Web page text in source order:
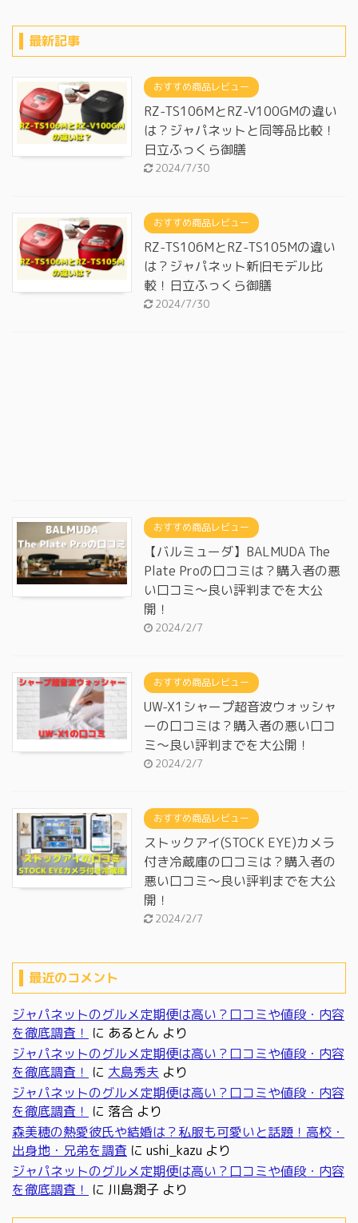
最新記事
おすすめ商品レビュー
RZ-TS106MとRZ-V100GMの違い
は？ジャパネットと同等品比較！
日立ふっくら御膳
2024/7/30
おすすめ商品レビュー
RZ-TS106MとRZ-TS105Mの違い
は？ジャパネット新旧モデル比
較！日立ふっくら御膳
2024/7/30
おすすめ商品レビュー
【バルミューダ】BALMUDA The
Plate Proの口コミは？購入者の悪
い口コミ～良い評判までを大公
開！
2024/2/7
おすすめ商品レビュー
UW-X1シャープ超音波ウォッシャ
ーの口コミは？購入者の悪い口コ
ミ～良い評判までを大公開！
2024/2/7
おすすめ商品レビュー
ストックアイ(STOCK EYE)カメラ
付き冷蔵庫の口コミは？購入者の
悪い口コミ～良い評判までを大公
開！
2024/2/7
最近のコメント
ジャパネットのグルメ定期便は高い？口コミや値段・内容
を徹底調査！ に あるとん より
ジャパネットのグルメ定期便は高い？口コミや値段・内容
を徹底調査！ に 大島秀夫 より
ジャパネットのグルメ定期便は高い？口コミや値段・内容
を徹底調査！ に 落合 より
森美穂の熱愛彼氏や結婚は？私服も可愛いと話題！高校・
出身地・兄弟を調査 に ushi_kazu より
ジャパネットのグルメ定期便は高い？口コミや値段・内容
を徹底調査！ に 川島潤子 より